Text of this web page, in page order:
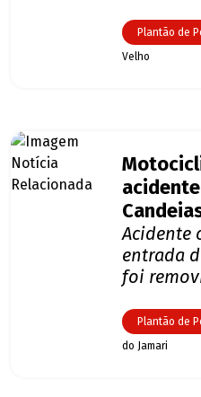
Plantão de
Velho
Acidente
entrada
foi
Plantão de
do Jamari